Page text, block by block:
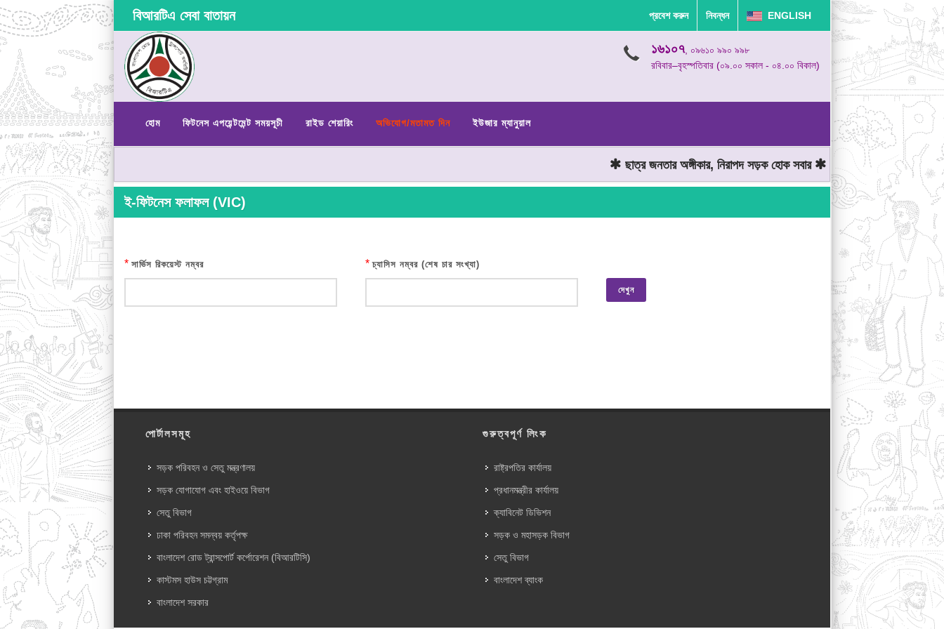
বিআরটিএ সেবা বাতায়ন প্রবেশ করুন নিবন্ধন ENGLISH
১৬১০৭, ০৯৬১০ ৯৯০ ৯৯৮
রবিবার–বৃহস্পতিবার (০৯.০০ সকাল - ০৪.০০ বিকাল)
হোম ফিটনেস এপয়েন্টমেন্ট সময়সূচী রাইড শেয়ারিং অভিযোগ/মতামত দিন ইউজার ম্যানুয়াল
ছাত্র জনতার অঙ্গীকার, নিরাপদ সড়ক হোক সবার মোটরযান চালানোর সময়
ই-ফিটনেস ফলাফল (VIC)
* সার্ভিস রিকয়েস্ট নম্বর * চ্যাসিস নম্বর (শেষ চার সংখ্যা)
দেখুন
পোর্টালসমূহ
সড়ক পরিবহন ও সেতু মন্ত্রণালয়
সড়ক যোগাযোগ এবং হাইওয়ে বিভাগ
সেতু বিভাগ
ঢাকা পরিবহন সমন্বয় কর্তৃপক্ষ
বাংলাদেশ রোড ট্রান্সপোর্ট কর্পোরেশন (বিআরটিসি)
কাস্টমস হাউস চট্টগ্রাম
বাংলাদেশ সরকার
গুরুত্বপূর্ণ লিংক
রাষ্ট্রপতির কার্যালয়
প্রধানমন্ত্রীর কার্যালয়
ক্যাবিনেট ডিভিশন
সড়ক ও মহাসড়ক বিভাগ
সেতু বিভাগ
বাংলাদেশ ব্যাংক